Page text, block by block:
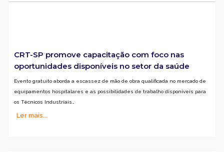
CRT-SP promove capacitação com foco nas
oportunidades disponíveis no setor da saúde
Evento gratuito aborda a escassez de mão de obra qualificada no mercado de
equipamentos hospitalares e as possibilidades de trabalho disponíveis para
os Técnicos Industriais…
Ler mais...